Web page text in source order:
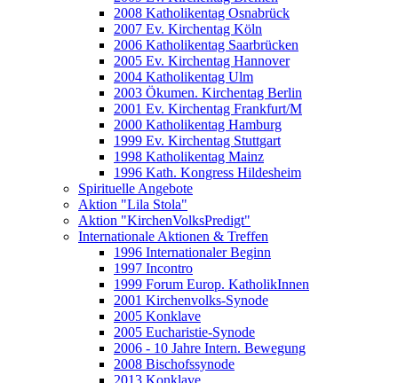
2008 Katholikentag Osnabrück
2007 Ev. Kirchentag Köln
2006 Katholikentag Saarbrücken
2005 Ev. Kirchentag Hannover
2004 Katholikentag Ulm
2003 Ökumen. Kirchentag Berlin
2001 Ev. Kirchentag Frankfurt/M
2000 Katholikentag Hamburg
1999 Ev. Kirchentag Stuttgart
1998 Katholikentag Mainz
1996 Kath. Kongress Hildesheim
Spirituelle Angebote
Aktion "Lila Stola"
Aktion "KirchenVolksPredigt"
Internationale Aktionen & Treffen
1996 Internationaler Beginn
1997 Incontro
1999 Forum Europ. KatholikInnen
2001 Kirchenvolks-Synode
2005 Konklave
2005 Eucharistie-Synode
2006 - 10 Jahre Intern. Bewegung
2008 Bischofssynode
2013 Konklave